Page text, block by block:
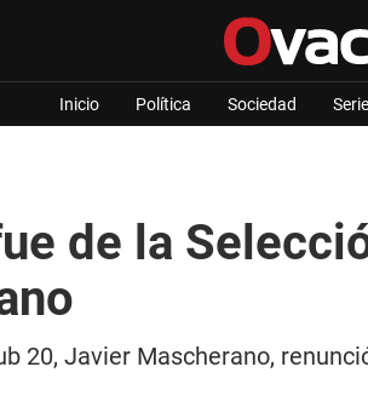
Inicio Política Sociedad
de la
20, Javier Mascherano,